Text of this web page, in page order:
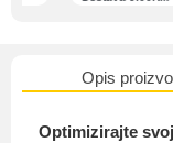
Opis
Optimizirajte